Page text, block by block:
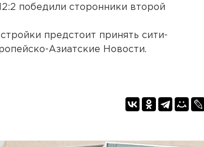
победили сторонники второй
предстоит принять сити-
Азиатские Новости.